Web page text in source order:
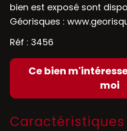
bien est exposé sont
Géorisques :
Réf : 3456
Ce bien
moi
Caractéristiques